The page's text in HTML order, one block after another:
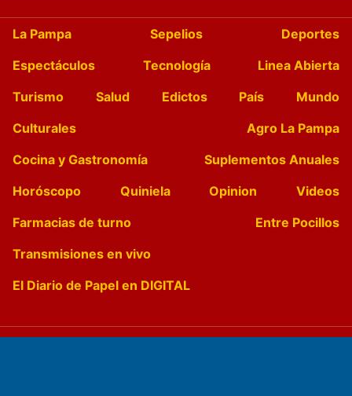
La Pampa Sepelios
Deportes
Espectáculos
Tecnología
Linea Abierta
Turismo
Salud Edictos País
Mundo
Culturales
Agro La Pampa
Cocina y Gastronomía
Suplementos Anuales
Horóscopo
Quiniela Opinion
Videos
Farmacias de turno
Entre Pocillos
Transmisiones en vivo
El Diario de Papel en DIGITAL